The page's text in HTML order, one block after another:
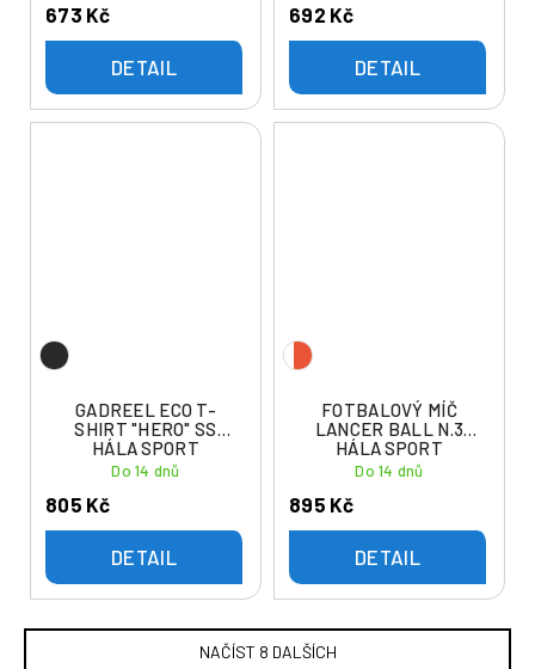
673 Kč
DETAIL
692 Kč
DETAIL
GADREEL ECO T-
SHIRT "HERO" SS
HÁLA SPORT
ACADEMY
Do 14 dnů
805 Kč
DETAIL
FOTBALOVÝ MÍČ
LANCER BALL N.3
HÁLA SPORT
ACADEMY
Do 14 dnů
895 Kč
DETAIL
NAČÍST 8 DALŠÍCH